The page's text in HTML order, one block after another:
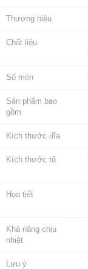
Thương hiệu
Chất liệu
Số món
Sản phẩm bao
gồm
Kích thước đĩa
Kích thước tô
Họa tiết
Khả năng chịu
nhiệt
Lưu ý